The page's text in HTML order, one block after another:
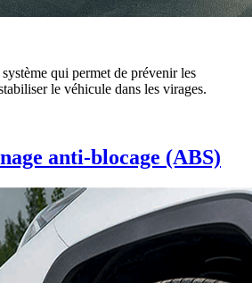
qui permet de prévenir les
le véhicule dans les virages.
anti-blocage (ABS)